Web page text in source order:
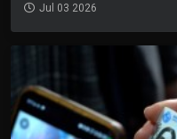
Jul 03 2026